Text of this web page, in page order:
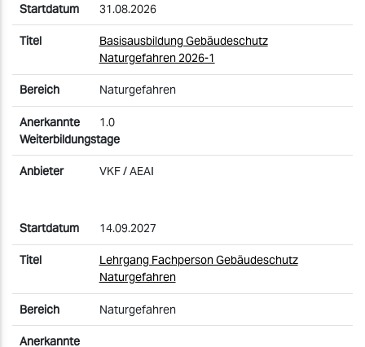
31.08.2026
Basisausbildung Gebäudeschutz
Naturgefahren 2026-1
Naturgefahren
1.0
VKF / AEAI
14.09.2027
Lehrgang Fachperson Gebäudeschutz
Naturgefahren
Naturgefahren